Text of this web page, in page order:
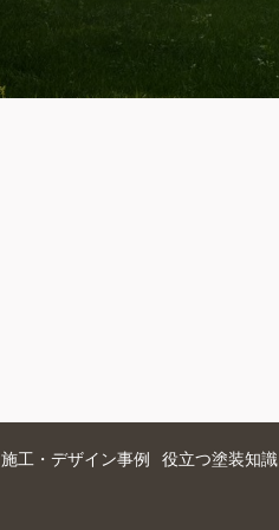
施工・デザイン事例 役立つ塗装知識